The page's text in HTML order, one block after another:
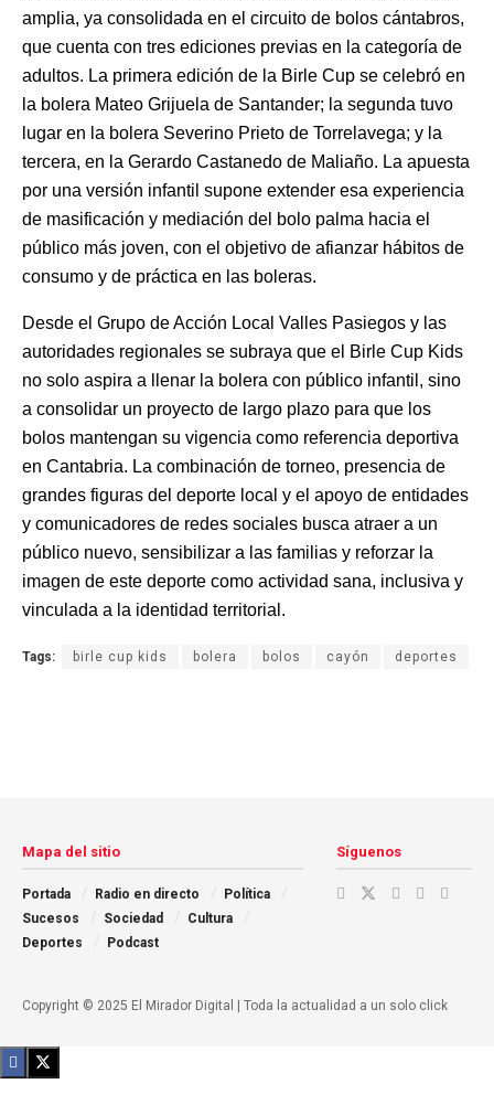
amplia, ya consolidada en el circuito de bolos cántabros,
que cuenta con tres ediciones previas en la categoría de
adultos. La primera edición de la Birle Cup se celebró en
la bolera Mateo Grijuela de Santander; la segunda tuvo
lugar en la bolera Severino Prieto de Torrelavega; y la
tercera, en la Gerardo Castanedo de Maliaño. La apuesta
por una versión infantil supone extender esa experiencia
de masificación y mediación del bolo palma hacia el
público más joven, con el objetivo de afianzar hábitos de
consumo y de práctica en las boleras.
Desde el Grupo de Acción Local Valles Pasiegos y las
autoridades regionales se subraya que el Birle Cup Kids
no solo aspira a llenar la bolera con público infantil, sino
a consolidar un proyecto de largo plazo para que los
bolos mantengan su vigencia como referencia deportiva
en Cantabria. La combinación de torneo, presencia de
grandes figuras del deporte local y el apoyo de entidades
y comunicadores de redes sociales busca atraer a un
público nuevo, sensibilizar a las familias y reforzar la
imagen de este deporte como actividad sana, inclusiva y
vinculada a la identidad territorial.
Tags: birle cup kids bolera bolos cayón deportes
Copyright © 2025 El Mirador Digital | Toda la actualidad a un solo click
Mapa del sitio
Portada Radio en directo
Política
Sucesos
Sociedad
Cultura
Deportes
Podcast
Síguenos